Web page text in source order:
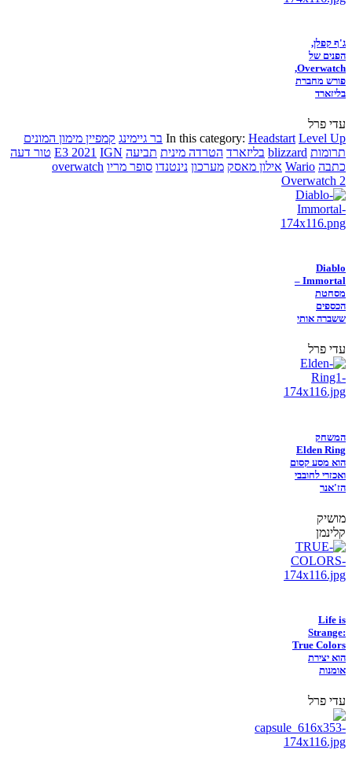
ג'ף קפלן,
הפנים של
Overwatch,
פורש מחברת
בליזארד
עדי פרל
In this category: Headstart Level Up בר גיימינג קמפיין מימון המונים
תרומות blizzard בליזארד הטרדה מינית תביעה E3 2021 IGN
טור דעה
כתבה Wario אילון מאסק מערכון נינטנדו סופר מריו overwatch
Overwatch 2
Diablo
Immortal –
מסחטת
הכספים
ששברה אותי
עדי פרל
המשחק
Elden Ring
הוא מסע קסום
ואכזרי לחובבי
הז'אנר
מושיק
קלינמן
Life is
Strange:
True Colors
הוא יצירת
אומנות
עדי פרל